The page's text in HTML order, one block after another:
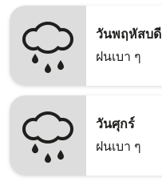
วันพฤหัสบดี
ฝนเบา ๆ
วันศุกร์
ฝนเบา ๆ